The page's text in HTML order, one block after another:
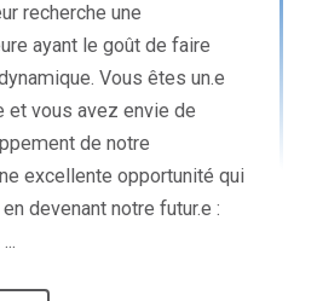
recherche une
ayant le goût de faire
Vous êtes un.e
et vous avez envie de
de notre
excellente opportunité qui
devenant notre futur.e :